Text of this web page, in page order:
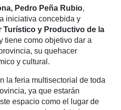
Pedro Peña Rubio,
iniciativa concebida y
Turístico y Productivo de la
tiene como objetivo dar a
su quehacer
y cultural.
la feria multisectorial de toda
ya que estarán
espacio como el lugar de